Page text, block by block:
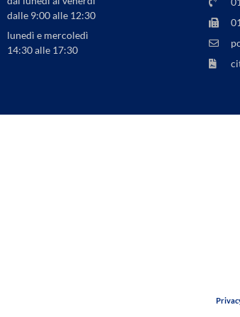
dalle 9:00 alle 12:30
lunedì e mercoledì
14:30 alle 17:30